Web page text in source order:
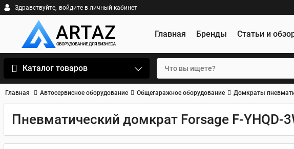
Здравствуйте, войдите в личный кабинет
Главная Бренды Статьи и
Каталог товаров
Главная Автосервисное оборудование Общегаражное оборудование Домкраты
Пневматический домкрат Forsage F-